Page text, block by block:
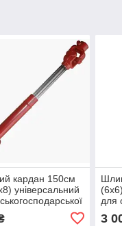
кардан 150см
універсальний
для
3